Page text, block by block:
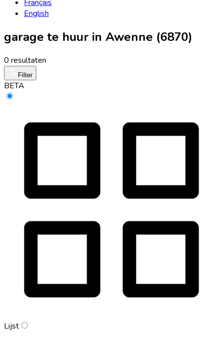
Français
English
garage te huur in Awenne (6870)
0 resultaten
Filter
BETA
Lijst